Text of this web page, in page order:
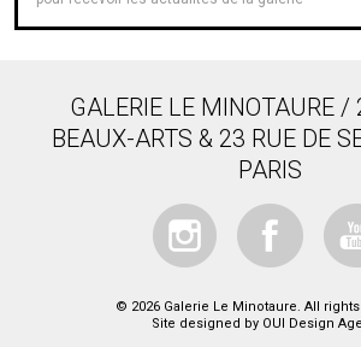
GALERIE LE MINOTAURE /
BEAUX-ARTS & 23 RUE DE
PARIS
© 2026 Galerie Le Minotaure. All
Site designed by OUI Design